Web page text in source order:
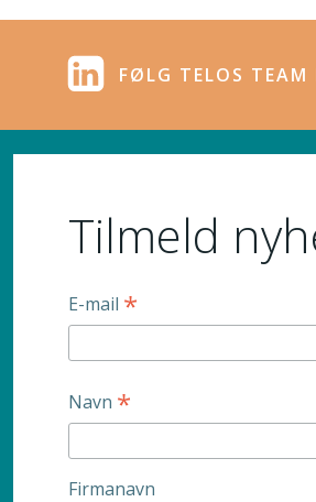
FØLG TELOS TEAM
Tilmeld
E-mail *
Navn *
Firmanavn